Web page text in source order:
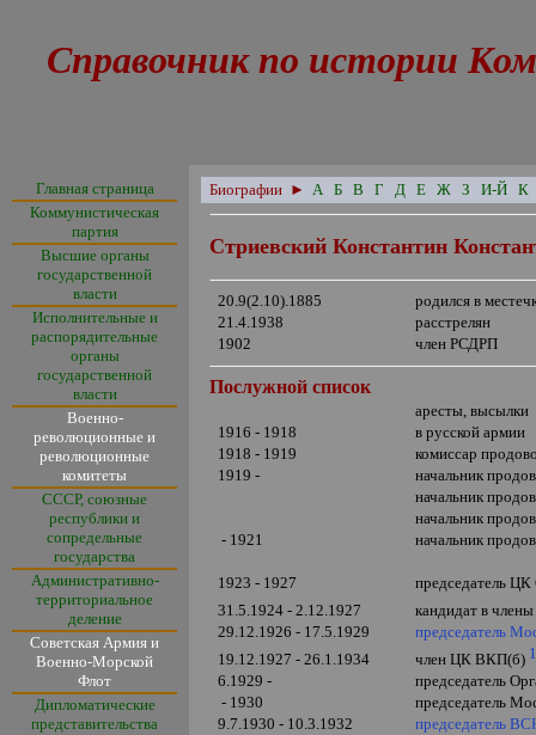
Справочник по истории
Главная страница
Коммунистическая
партия
Высшие органы
государственной
власти
Исполнительные и
распорядительные
органы
государственной
власти
Военно-
революционные и
революционные
комитеты
СССР, союзные
республики и
сопредельные
государства
Административно-
территориальное
деление
Советская Армия и
Военно-Морской
Флот
Дипломатические
представительства
Биографии ► А Б В Г Д Е Ж З И-Й К
Стриевский Константин
20.9(2.10).1885
родился в
21.4.1938
расстрелян
1902
член РСДРП
Послужной список
аресты, высылки
1916 - 1918
в русской армии
1918 - 1919
комиссар
1919 -
начальник
начальник
начальник
- 1921
начальник
1923 - 1927
председатель
31.5.1924 - 2.12.1927
кандидат в
29.12.1926 - 17.5.1929
председатель
19.12.1927 - 26.1.1934
член ЦК ВКП(б)
6.1929 -
председатель
- 1930
председатель
9.7.1930 - 10.3.1932
председатель